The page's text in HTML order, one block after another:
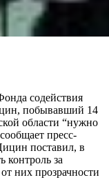
содействия
побывавший 14
области “нужно
пресс-
поставил, в
контроль за
них прозрачности